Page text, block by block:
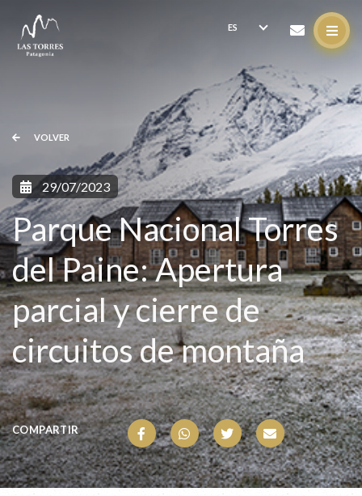
VOLVER
29/07/2023
Parque Nacional Torres
del Paine: Apertura
parcial y cierre de
circuitos de montaña
COMPARTIR